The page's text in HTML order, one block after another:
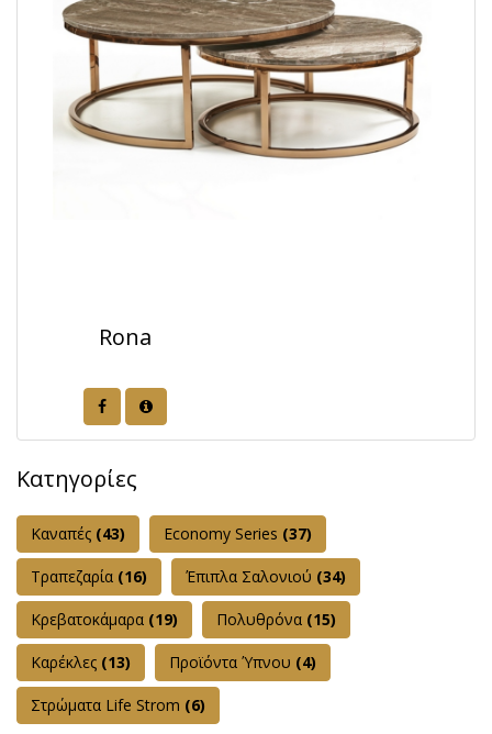
Rona
Κατηγορίες
Καναπές (43) Εconomy Series (37)
Τραπεζαρία (16) Έπιπλα Σαλονιού (34)
Κρεβατοκάμαρα (19) Πολυθρόνα (15)
Καρέκλες (13) Προϊόντα Ύπνου (4)
Στρώματα Life Strom (6)